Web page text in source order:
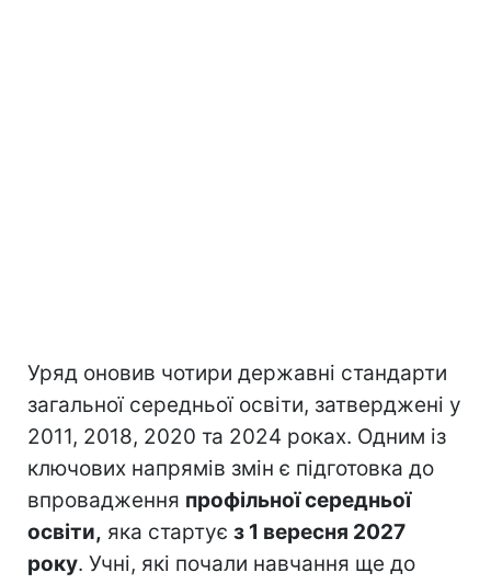
Уряд оновив чотири державні стандарти
загальної середньої освіти, затверджені у
2011, 2018, 2020 та 2024 роках. Одним із
ключових напрямів змін є підготовка до
впровадження профільної середньої
освіти, яка стартує з 1 вересня 2027
року. Учні, які почали навчання ще до